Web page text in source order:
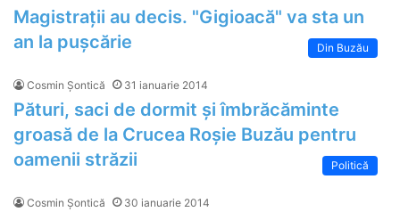
Magistrații au decis. "Gigioacă" va sta un
an la pușcărie
Din Buzău
Cosmin Șontică 31 ianuarie 2014
Pături, saci de dormit și îmbrăcăminte
groasă de la Crucea Roșie Buzău pentru
oamenii străzii
Politică
Cosmin Șontică 30 ianuarie 2014